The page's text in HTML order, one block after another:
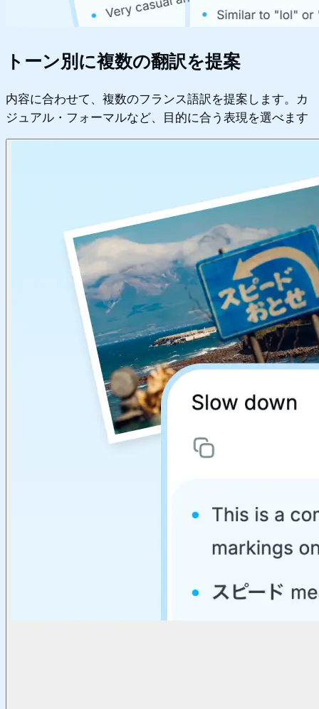
トーン別に複数の翻訳を提案
内容に合わせて、複数のフランス語訳を提案します。カ
ジュアル・フォーマルなど、目的に合う表現を選べます